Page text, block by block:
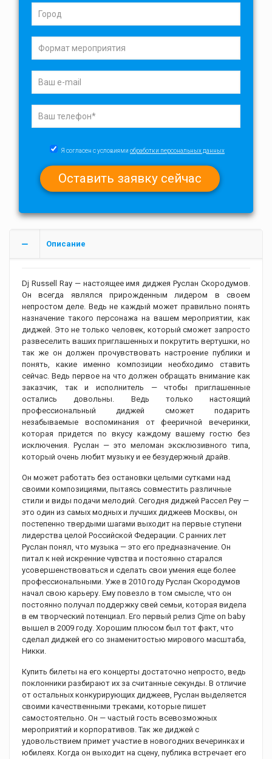
Я согласен с условиями обработки персональных данных
Описание
Dj Russell Ray — настоящее имя диджея Руслан Скородумов.
Он всегда являлся прирожденным лидером в своем
непростом деле. Ведь не каждый может правильно понять
назначение такого персонажа на вашем мероприятии, как
диджей. Это не только человек, который сможет запросто
развеселить ваших приглашенных и покрутить вертушки, но
так же он должен прочувствовать настроение публики и
понять, какие именно композиции необходимо ставить
сейчас. Ведь первое на что должен обращать внимание как
заказчик, так и исполнитель — чтобы приглашенные
остались довольны. Ведь только настоящий
профессиональный диджей сможет подарить
незабываемые воспоминания от фееричной вечеринки,
которая придется по вкусу каждому вашему гостю без
исключения. Руслан — это меломан эксклюзивного типа,
который очень любит музыку и ее безудержный драйв.
Он может работать без остановки целыми сутками над
своими композициями, пытаясь совместить различные
стили и виды подачи мелодий. Сегодня диджей Рассел Реу —
это один из самых модных и лучших диджеев Москвы, он
постепенно твердыми шагами выходит на первые ступени
лидерства целой Российской Федерации. С ранних лет
Руслан понял, что музыка — это его предназначение. Он
питал к ней искренние чувства и постоянно старался
усовершенствоваться и сделать свои умения еще более
профессиональными. Уже в 2010 году Руслан Скородумов
начал свою карьеру. Ему повезло в том смысле, что он
постоянно получал поддержку свей семьи, которая видела
в ем творческий потенциал. Его первый релиз Cjme on baby
вышел в 2009 году. Хорошим плюсом был тот факт, что
сделал диджей его со знаменитостью мирового масштаба,
Никки.
Купить билеты на его концерты достаточно непросто, ведь
поклонники разбирают их за считанные секунды. В отличие
от остальных конкурирующих диджеев, Руслан выделяется
своими качественными треками, которые пишет
самостоятельно. Он — частый гость всевозможных
мероприятий и корпоративов. Так же диджей с
удовольствием примет участие в новогодних вечеринках и
юбилеях. Когда он выходит на сцену, публика встречает его